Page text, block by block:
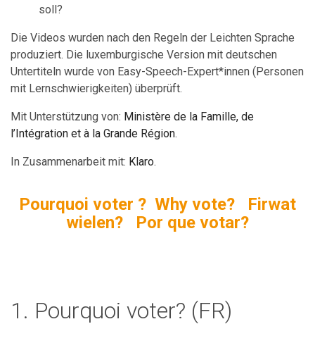
soll?
Die Videos wurden nach den Regeln der Leichten Sprache
produziert. Die luxemburgische Version mit deutschen
Untertiteln wurde von Easy-Speech-Expert*innen (Personen
mit Lernschwierigkeiten) überprüft.
Mit Unterstützung von: Ministère de la Famille, de
l’Intégration et à la Grande Région.
In Zusammenarbeit mit: Klaro.
Pourquoi voter ? Why vote? Firwat
wielen? Por que votar?
1. Pourquoi voter? (FR)